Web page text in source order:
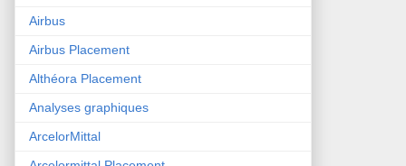
Airbus
Airbus Placement
Althéora Placement
Analyses graphiques
ArcelorMittal